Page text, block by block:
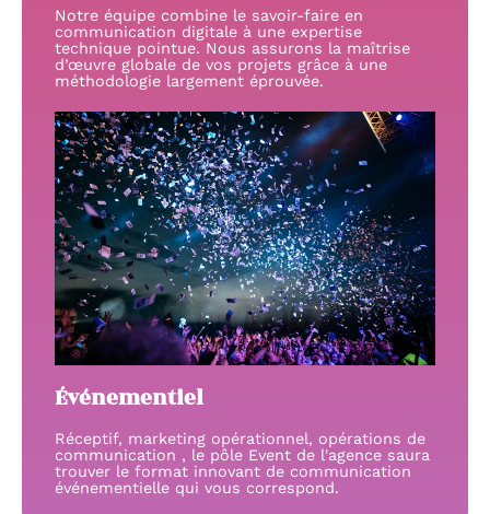
Notre équipe combine le savoir-faire en
communication digitale à une expertise
technique pointue. Nous assurons la maîtrise
d’œuvre globale de vos projets grâce à une
méthodologie largement éprouvée.
Événementiel
Réceptif, marketing opérationnel, opérations de
communication , le pôle Event de l'agence saura
trouver le format innovant de communication
événementielle qui vous correspond.